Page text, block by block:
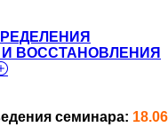
ВОССТАНОВЛЕНИЯ
семинара: